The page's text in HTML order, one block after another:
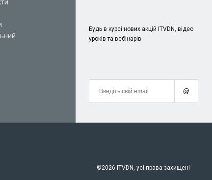
Будь в курсі нових акцій ITVDN, відео
уроків та вебінарів
@
©2026 ITVDN, усі права захищені